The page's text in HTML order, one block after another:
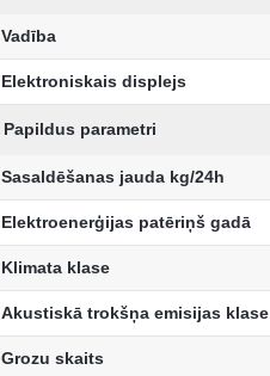
Vadība
Elektroniskais displejs
Papildus parametri
Sasaldēšanas jauda kg/24h
Elektroenerģijas patēriņš gadā
Klimata klase
Akustiskā trokšņa emisijas klase
Grozu skaits